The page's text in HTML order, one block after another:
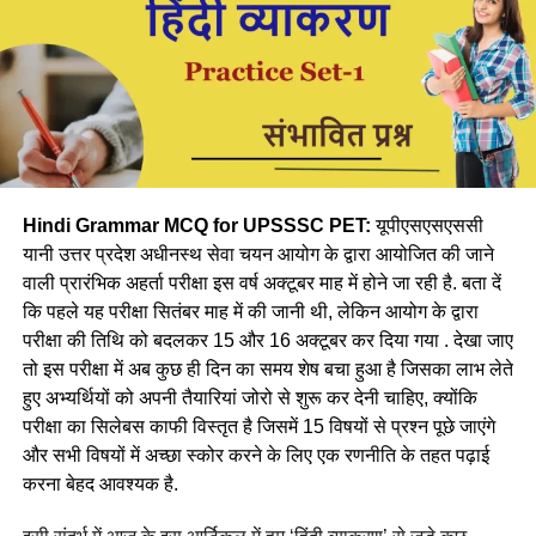
2. पोमोलॉजी
3. पेडोलॉजी
4. सूक्ष्मजैविकी
Q.7 किसी पौधे के किस भाग में मेसोफाइल कोशिकाएं (mesophyll
cells) पाई जाती हैं?
1. पत्ती
2. बीज
3. तना
D. इनमे से कोई नहीं
Ans- C
3. भारत में चमडे की प्रतीक मुद्रा किसने प्रारंभ की?
A. मुहम्मद बिन तुगलक
B. अलाउदीन खिलजी
C. इल्तुतमिश
D. इनमे से कोई नहीं
Ans- A
4. ब्राह्माणों पर भी जजिया लगाने वाला दिल्ली सुल्तान कौन था?
Hindi Grammar MCQ for UPSSSC PET:यूपीएसएसएससी
यानी उत्तर प्रदेश अधीनस्थ सेवा चयन आयोग के द्वारा आयोजित की जाने
वाली प्रारंभिक अहर्ता परीक्षा इस वर्ष अक्टूबर माह में होने जा रही है. बता दें
कि पहले यह परीक्षा सितंबर माह में की जानी थी, लेकिन आयोग के द्वारा
परीक्षा की तिथि को बदलकर 15 और 16 अक्टूबर कर दिया गया . देखा जाए
तो इस परीक्षा में अब कुछ ही दिन का समय शेष बचा हुआ है जिसका लाभ लेते
हुए अभ्यर्थियों को अपनी तैयारियां जोरो से शुरू कर देनी चाहिए, क्योंकि
परीक्षा का सिलेबस काफी विस्तृत है जिसमें 15 विषयों से प्रश्न पूछे जाएंगे
और सभी विषयों में अच्छा स्कोर करने के लिए एक रणनीति के तहत पढ़ाई
करना बेहद आवश्यक है.